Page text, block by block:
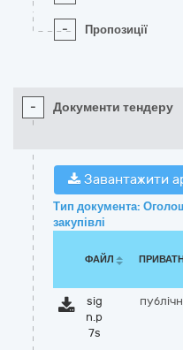
- Пропозиції
- Документи тендеру
Завантажити
Тип документа:
закупівлі
ФАЙЛ
sig
n.p
7s